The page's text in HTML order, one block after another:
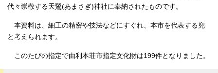
代々崇敬する天鷺(あまさぎ)神社に奉納されたものです。
本資料は、細工の精密や技法などにすぐれ、本市を代表する兜
と考えられます。
このたびの指定で由利本荘市指定文化財は199件となりました。